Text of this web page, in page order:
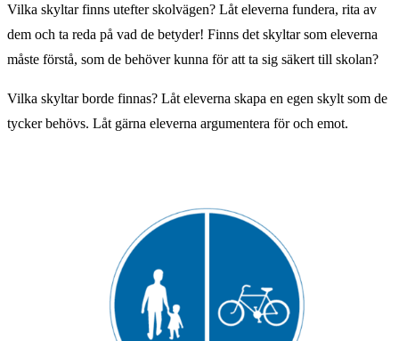
Vilka skyltar finns utefter skolvägen? Låt eleverna fundera, rita av
dem och ta reda på vad de betyder! Finns det skyltar som eleverna
måste förstå, som de behöver kunna för att ta sig säkert till skolan?
Vilka skyltar borde finnas? Låt eleverna skapa en egen skylt som de
tycker behövs. Låt gärna eleverna argumentera för och emot.